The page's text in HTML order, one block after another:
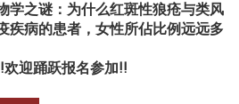
学之谜： 为什么红斑性狼疮与类风
疾病的患者， 女性所佔比例远远多
欢迎踊跃报名参加!!